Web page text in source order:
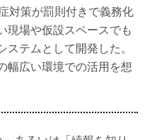
対策が罰則付きで義務化
現場や仮設スペースでも
テムとして開発した。
幅広い環境での活用を想